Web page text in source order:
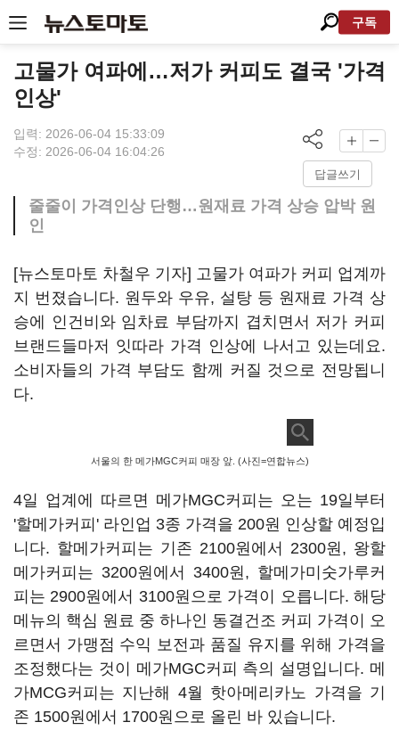
구독
고물가 여파에…저가 커피도 결국 '가격
인상'
입력: 2026-06-04 15:33:09
수정: 2026-06-04 16:04:26
답글쓰기
줄줄이 가격인상 단행…원재료 가격 상승 압박 원
인
[뉴스토마토 차철우 기자] 고물가 여파가 커피 업계까
지 번졌습니다. 원두와 우유, 설탕 등 원재료 가격 상
승에 인건비와 임차료 부담까지 겹치면서 저가 커피
브랜드들마저 잇따라 가격 인상에 나서고 있는데요.
소비자들의 가격 부담도 함께 커질 것으로 전망됩니
다.
서울의 한 메가MGC커피 매장 앞. (사진=연합뉴스)
4일 업계에 따르면 메가MGC커피는 오는 19일부터
'할메가커피' 라인업 3종 가격을 200원 인상할 예정입
니다. 할메가커피는 기존 2100원에서 2300원, 왕할
메가커피는 3200원에서 3400원, 할메가미숫가루커
피는 2900원에서 3100원으로 가격이 오릅니다. 해당
메뉴의 핵심 원료 중 하나인 동결건조 커피 가격이 오
르면서 가맹점 수익 보전과 품질 유지를 위해 가격을
조정했다는 것이 메가MGC커피 측의 설명입니다. 메
가MCG커피는 지난해 4월 핫아메리카노 가격을 기
존 1500원에서 1700원으로 올린 바 있습니다.